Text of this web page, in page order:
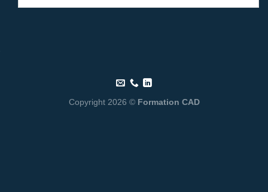
Copyright 2026 © Formation CAD